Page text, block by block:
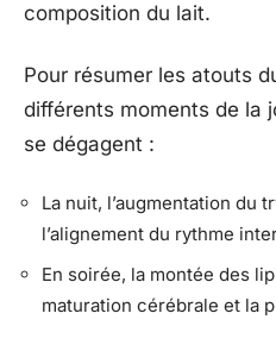
composition du lait.
Pour résumer les atouts
différents moments de la
se dégagent :
La nuit, l’augmentation du
l’alignement du rythme
En soirée, la montée des
maturation cérébrale et la